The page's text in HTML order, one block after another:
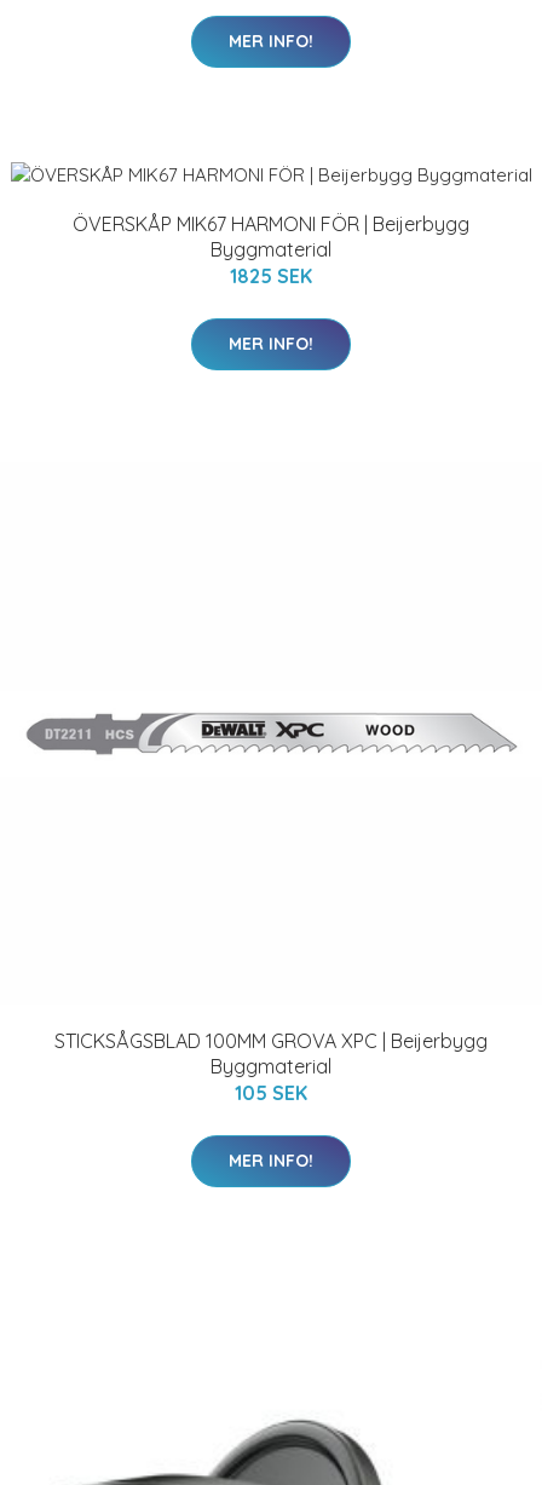
MER INFO!
ÖVERSKÅP MIK67 HARMONI FÖR | Beijerbygg
Byggmaterial
1825 SEK
MER INFO!
STICKSÅGSBLAD 100MM GROVA XPC | Beijerbygg
Byggmaterial
105 SEK
MER INFO!